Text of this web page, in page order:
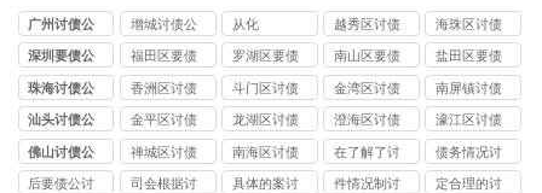
广州讨债公
司
增城讨债公
司
从化
越秀区讨债
公司
海珠区讨债
公司
深圳要债公
司
福田区要债
公司
罗湖区要债
公司
南山区要债
公司
盐田区要债
公司
珠海讨债公
司
香洲区讨债
公司
斗门区讨债
公司
金湾区讨债
公司
南屏镇讨债
公司
汕头讨债公
司
金平区讨债
公司
龙湖区讨债
公司
澄海区讨债
公司
濠江区讨债
公司
佛山讨债公
司
禅城区讨债
公司
南海区讨债
公司
在了解了讨
债公司
债务情况讨
债公司
后要债公讨
司会根据讨
具体的案讨
件情况制讨
定合理的讨